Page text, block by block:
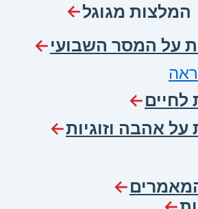
המלצות מגוגל
על המסר השבועי
לחיים
על אהבה וזוגיות